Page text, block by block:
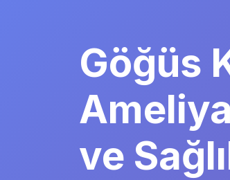
Göğüs
ve